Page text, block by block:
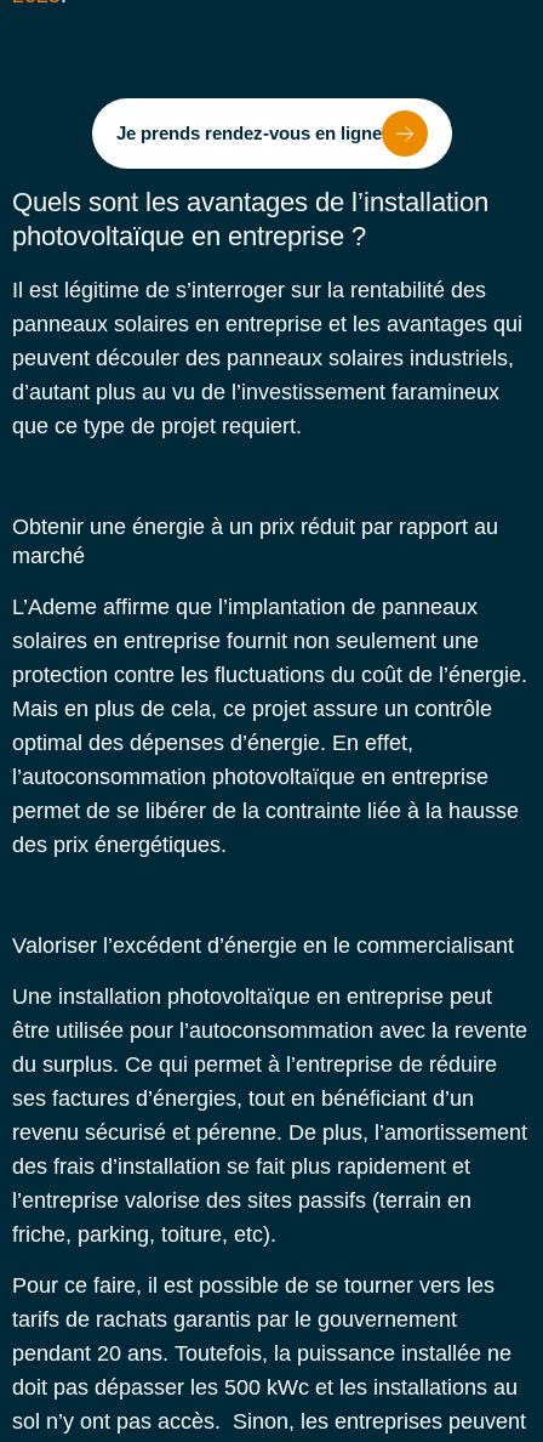
Je prends rendez-vous en ligne
Quels sont les avantages de l’installation
photovoltaïque en entreprise ?
Il est légitime de s’interroger sur la rentabilité des
panneaux solaires en entreprise et les avantages qui
peuvent découler des panneaux solaires industriels,
d’autant plus au vu de l’investissement faramineux
que ce type de projet requiert.
Obtenir une énergie à un prix réduit par rapport au
marché
L’Ademe affirme que l’implantation de panneaux
solaires en entreprise fournit non seulement une
protection contre les fluctuations du coût de l’énergie.
Mais en plus de cela, ce projet assure un contrôle
optimal des dépenses d’énergie. En effet,
l’autoconsommation photovoltaïque en entreprise
permet de se libérer de la contrainte liée à la hausse
des prix énergétiques.
Valoriser l’excédent d’énergie en le commercialisant
Une installation photovoltaïque en entreprise peut
être utilisée pour l’autoconsommation avec la revente
du surplus. Ce qui permet à l’entreprise de réduire
ses factures d’énergies, tout en bénéficiant d’un
revenu sécurisé et pérenne. De plus, l’amortissement
des frais d’installation se fait plus rapidement et
l’entreprise valorise des sites passifs (terrain en
friche, parking, toiture, etc).
Pour ce faire, il est possible de se tourner vers les
tarifs de rachats garantis par le gouvernement
pendant 20 ans. Toutefois, la puissance installée ne
doit pas dépasser les 500 kWc et les installations au
sol n’y ont pas accès. Sinon, les entreprises peuvent